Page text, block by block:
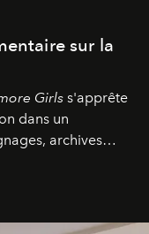
sur la
Girls s'apprête
dans un
archives